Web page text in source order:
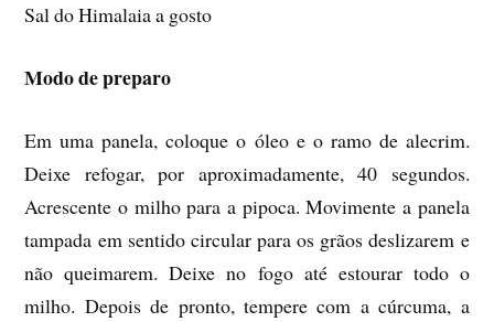
Sal do Himalaia a gosto
Modo de preparo
Em uma panela, coloque o óleo e o ramo de alecrim.
Deixe refogar, por aproximadamente, 40 segundos.
Acrescente o milho para a pipoca. Movimente a panela
tampada em sentido circular para os grãos deslizarem e
não queimarem. Deixe no fogo até estourar todo o
milho. Depois de pronto, tempere com a cúrcuma, a